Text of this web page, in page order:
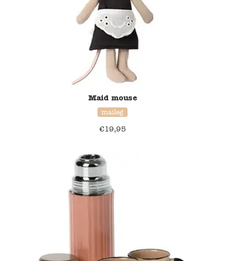
Verzending en bezorging
Maid mouse
maileg
€19,95